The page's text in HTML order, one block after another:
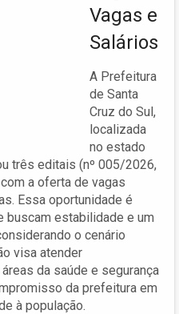
Vagas e
Salários
A Prefeitura
de Santa
Cruz do Sul,
localizada
no estado
três editais (nº 005/2026,
a oferta de vagas
Essa oportunidade é
buscam estabilidade e um
o cenário
visa atender
da saúde e segurança
da prefeitura em
à população.